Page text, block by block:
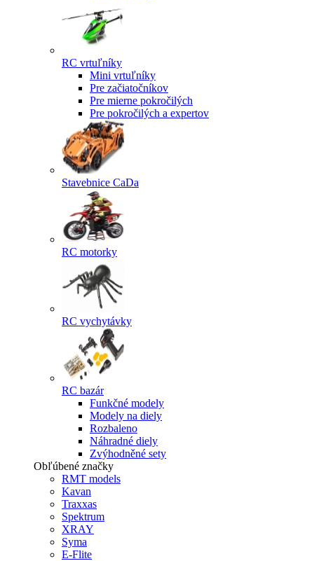
RC vrtuľníky
Mini vrtuľníky
Pre začiatočníkov
Pre mierne pokročilých
Pre pokročilých a expertov
Stavebnice CaDa
RC motorky
RC vychytávky
RC bazár
Funkčné modely
Modely na diely
Rozbaleno
Náhradné diely
Zvýhodněné sety
Obľúbené značky
RMT models
Kavan
Traxxas
Spektrum
XRAY
Syma
E-Flite